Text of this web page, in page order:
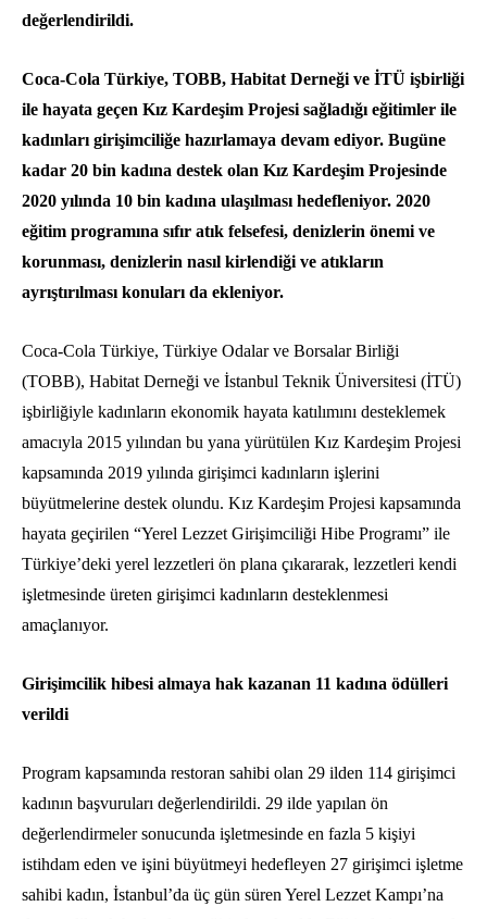
değerlendirildi.
Coca-Cola Türkiye, TOBB, Habitat Derneği ve İTÜ işbirliği
ile hayata geçen Kız Kardeşim Projesi sağladığı eğitimler ile
kadınları girişimciliğe hazırlamaya devam ediyor. Bugüne
kadar 20 bin kadına destek olan Kız Kardeşim Projesinde
2020 yılında 10 bin kadına ulaşılması hedefleniyor. 2020
eğitim programına sıfır atık felsefesi, denizlerin önemi ve
korunması, denizlerin nasıl kirlendiği ve atıkların
ayrıştırılması konuları da ekleniyor.
Coca-Cola Türkiye, Türkiye Odalar ve Borsalar Birliği
(TOBB), Habitat Derneği ve İstanbul Teknik Üniversitesi (İTÜ)
işbirliğiyle kadınların ekonomik hayata katılımını desteklemek
amacıyla 2015 yılından bu yana yürütülen Kız Kardeşim Projesi
kapsamında 2019 yılında girişimci kadınların işlerini
büyütmelerine destek olundu. Kız Kardeşim Projesi kapsamında
hayata geçirilen “Yerel Lezzet Girişimciliği Hibe Programı” ile
Türkiye’deki yerel lezzetleri ön plana çıkararak, lezzetleri kendi
işletmesinde üreten girişimci kadınların desteklenmesi
amaçlanıyor.
Girişimcilik hibesi almaya hak kazanan 11 kadına ödülleri
verildi
Program kapsamında restoran sahibi olan 29 ilden 114 girişimci
kadının başvuruları değerlendirildi. 29 ilde yapılan ön
değerlendirmeler sonucunda işletmesinde en fazla 5 kişiyi
istihdam eden ve işini büyütmeyi hedefleyen 27 girişimci işletme
sahibi kadın, İstanbul’da üç gün süren Yerel Lezzet Kampı’na